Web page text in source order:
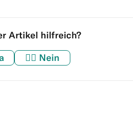
Artikel hilfreich?
👎🏼 Nein